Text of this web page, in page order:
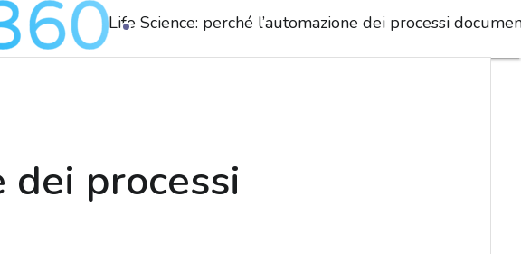
Life Science: perché l’automazione dei processi
dei processi